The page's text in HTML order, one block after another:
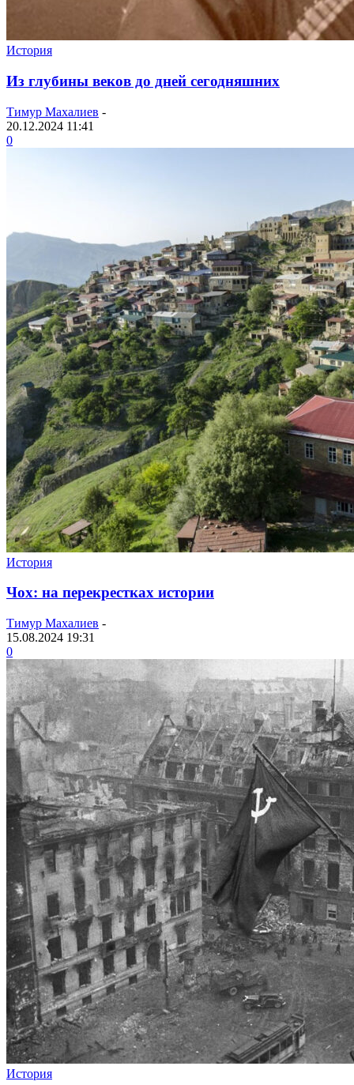
История
Из глубины веков до дней сегодняшних
Тимур Махалиев -
20.12.2024 11:41
0
История
Чох: на перекрестках истории
Тимур Махалиев -
15.08.2024 19:31
0
История